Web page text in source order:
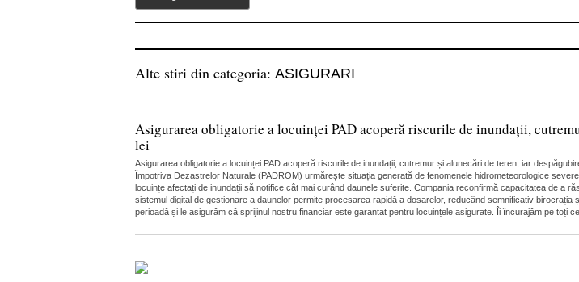
Alte stiri din categoria: ASIGURARI
Asigurarea obligatorie a locuinței PAD acoperă riscurile de inundații,
lei
Asigurarea obligatorie a locuinței PAD acoperă riscurile de inundații, cutremur și alunecări de teren, iar
Împotriva Dezastrelor Naturale (PADROM) urmărește situația generată de fenomenele hidrometeorologice
locuințe afectați de inundații să notifice cât mai curând daunele suferite. Compania reconfirmă capacitatea de a
sistemul digital de gestionare a daunelor permite procesarea rapidă a dosarelor, reducând semnificativ
perioadă și le asigurăm că sprijinul nostru financiar este garantat pentru locuințele asigurate. Îi încurajăm pe toți